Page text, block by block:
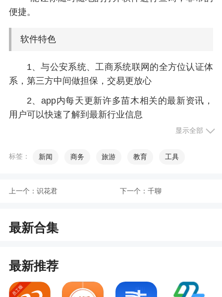
便捷。
软件特色
1、与公安系统、工商系统联网的全方位认证体
系，第三方中间做担保，交易更放心
2、app内每天更新许多苗木相关的最新资讯，
用户可以快速了解到最新行业信息
3、针对致力于打造园林行业电商平台的公司，
案
易、高效对接资源、热门苗木资讯、平台担保交易
示，随时把握商机，生意更高效
态，不影响其他的时间
小编评价
显示全部
标签： 新闻 商务 旅游 教育 工具
上一个： 识花君 下一个： 千聊
最新合集
最新推荐